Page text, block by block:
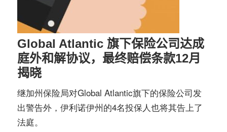
Global Atlantic 旗下保险公司达成
庭外和解协议，最终赔偿条款12月
揭晓
继加州保险局对Global Atlantic旗下的保险公司发
出警告外，伊利诺伊州的4名投保人也将其告上了
法庭。